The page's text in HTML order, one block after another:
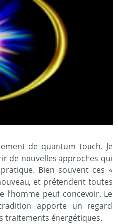
de quantum touch. Je
de nouvelles approches qui
Bien souvent ces «
et prétendent toutes
l’homme peut concevoir. Le
apporte un regard
traitements énergétiques.